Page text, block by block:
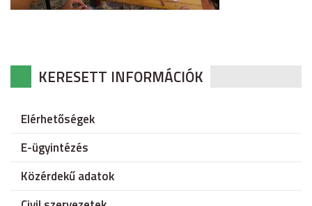
KERESETT INFORMÁCIÓK
Elérhetőségek
E-ügyintézés
Közérdekű adatok